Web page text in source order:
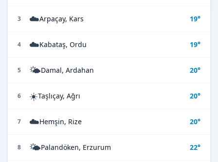
3 ☁️Arpaçay, Kars 19°
4 ☁️Kabataş, Ordu 19°
5 🌤️Damal, Ardahan 20°
6 ☀️Taşlıçay, Ağrı 20°
7 ☁️Hemşin, Rize 20°
8 🌤️Palandöken, Erzurum 22°